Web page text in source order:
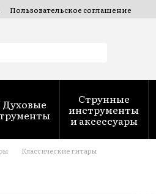
Пользовательское соглашение
Струнные
инструменты
и аксессуары
Классические гитары